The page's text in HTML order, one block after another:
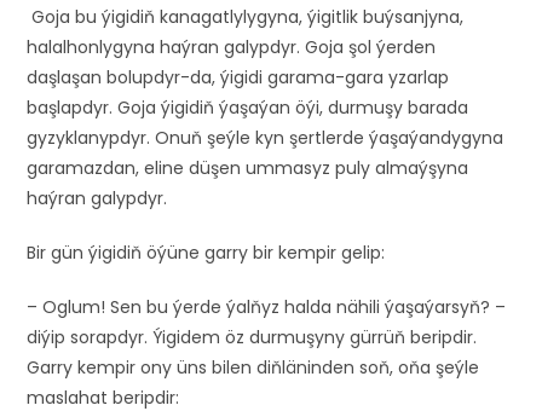
Goja bu ýigidiň kanagatlylygyna, ýigitlik buýsanjyna,
halalhonlygyna haýran galypdyr. Goja şol ýerden
daşlaşan bolupdyr-da, ýigidi garama-gara yzarlap
başlapdyr. Goja ýigidiň ýaşaýan öýi, durmuşy barada
gyzyklanypdyr. Onuň şeýle kyn şertlerde ýaşaýandygyna
garamazdan, eline düşen ummasyz puly almaýşyna
haýran galypdyr.
Bir gün ýigidiň öýüne garry bir kempir gelip:
– Oglum! Sen bu ýerde ýalňyz halda nähili ýaşaýarsyň? –
diýip sorapdyr. Ýigidem öz durmuşyny gürrüň beripdir.
Garry kempir ony üns bilen diňläninden soň, oňa şeýle
maslahat beripdir: